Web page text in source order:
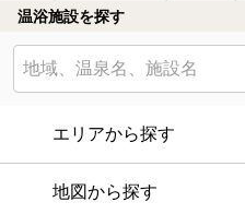
温浴施設を探す
エリアから探す
地図から探す